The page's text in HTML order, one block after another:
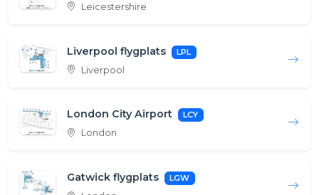
Leicestershire
Liverpool flygplats LPL
Liverpool
London City Airport LCY
London
Gatwick flygplats LGW